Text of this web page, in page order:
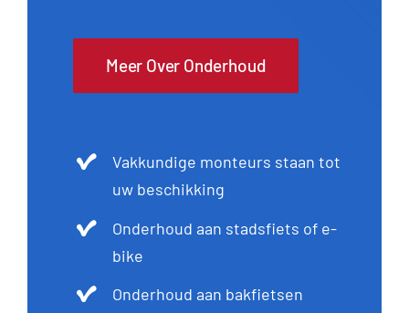
Meer Over Onderhoud
Vakkundige monteurs staan tot
uw beschikking
Onderhoud aan stadsfiets of e-
bike
Onderhoud aan bakfietsen